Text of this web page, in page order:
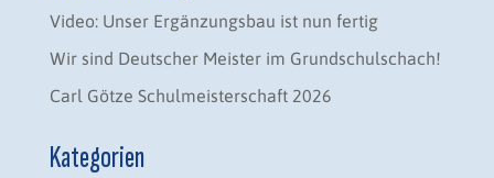
Video: Unser Ergänzungsbau ist nun fertig
Wir sind Deutscher Meister im Grundschulschach!
Carl Götze Schulmeisterschaft 2026
Kategorien